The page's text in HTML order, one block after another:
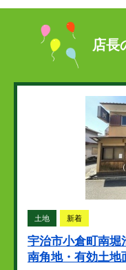
店長
土地 新着
宇治市小倉町南
南角地・有効土地